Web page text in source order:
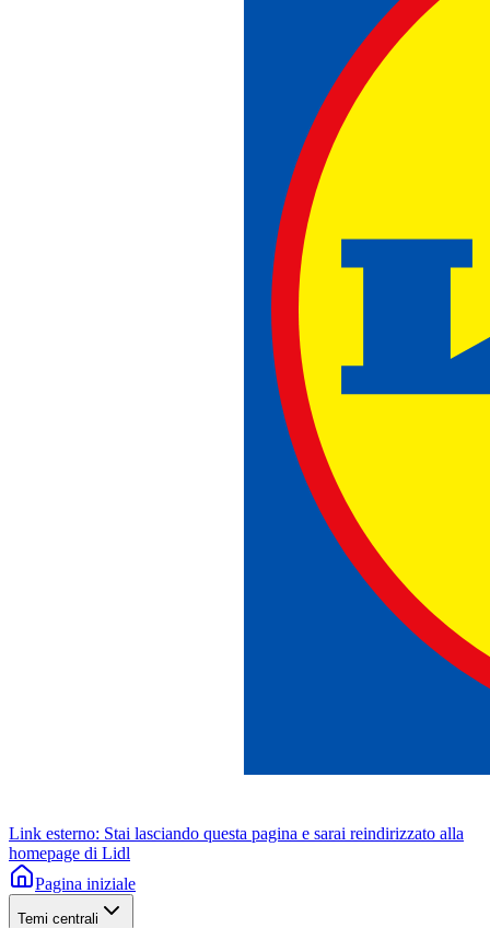
Link esterno: Stai lasciando questa pagina e sarai reindirizzato alla
homepage di Lidl
Pagina iniziale
Temi centrali